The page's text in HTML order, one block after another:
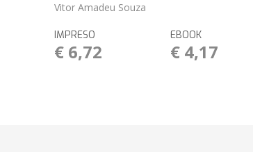
Vitor Amadeu Souza
IMPRESO
€ 6,72
EBOOK
€ 4,17